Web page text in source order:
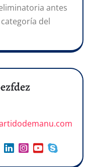
antes
del